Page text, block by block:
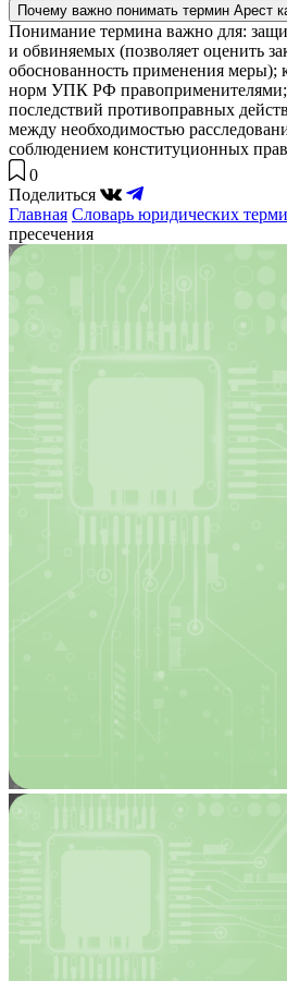
Почему важно понимать термин Арест
Понимание термина важно для:
и обвиняемых (позволяет оценить
обоснованность применения меры);
норм УПК РФ правоприменителями;
последствий противоправных
между необходимостью
соблюдением конституционных
0
Поделиться
Главная Словарь юридических
пресечения